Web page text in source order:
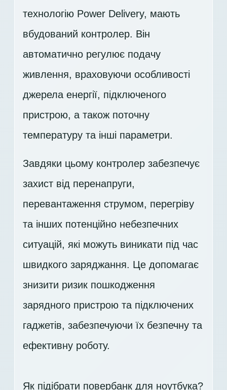
технологію Power Delivery, мають
вбудований контролер. Він
автоматично регулює подачу
живлення, враховуючи особливості
джерела енергії, підключеного
пристрою, а також поточну
температуру та інші параметри.
Завдяки цьому контролер забезпечує
захист від перенапруги,
перевантаження струмом, перегріву
та інших потенційно небезпечних
ситуацій, які можуть виникати під час
швидкого заряджання. Це допомагає
знизити ризик пошкодження
зарядного пристрою та підключених
гаджетів, забезпечуючи їх безпечну та
ефективну роботу.
Як підібрати повербанк для ноутбука?